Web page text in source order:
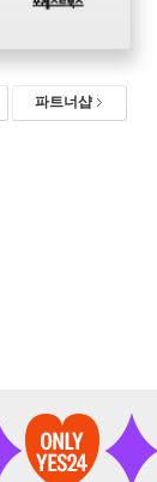
파트너샵